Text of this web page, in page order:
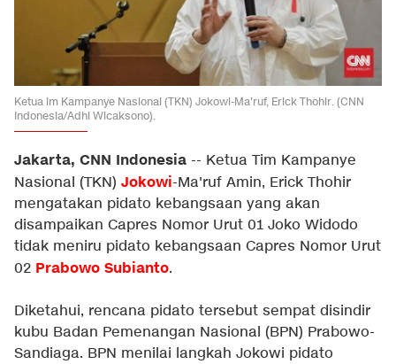
Ketua im Kampanye Nasional (TKN) Jokowi-Ma'ruf, Erick Thohir. (CNN
Indonesia/Adhi Wicaksono).
Jakarta, CNN Indonesia -- Ketua Tim Kampanye
Nasional (TKN) Jokowi-Ma'ruf Amin, Erick Thohir
mengatakan pidato kebangsaan yang akan
disampaikan Capres Nomor Urut 01 Joko Widodo
tidak meniru pidato kebangsaan Capres Nomor Urut
02 Prabowo Subianto.
Diketahui, rencana pidato tersebut sempat disindir
kubu Badan Pemenangan Nasional (BPN) Prabowo-
Sandiaga. BPN menilai langkah Jokowi pidato